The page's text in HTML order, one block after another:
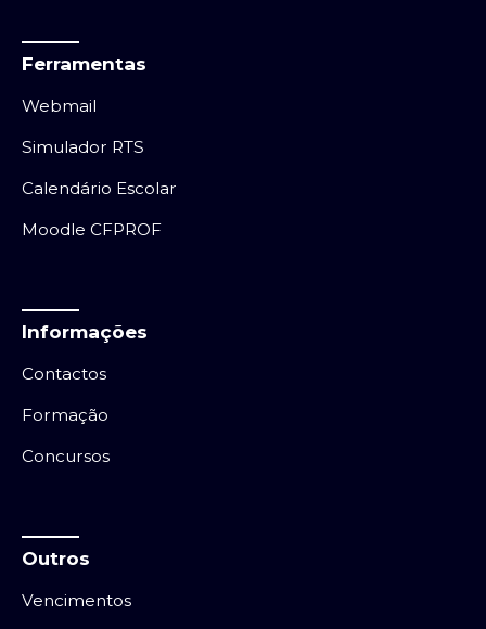
Ferramentas
Webmail
Simulador RTS
Calendário Escolar
Moodle CFPROF
Informações
Contactos
Formação
Concursos
Outros
Vencimentos